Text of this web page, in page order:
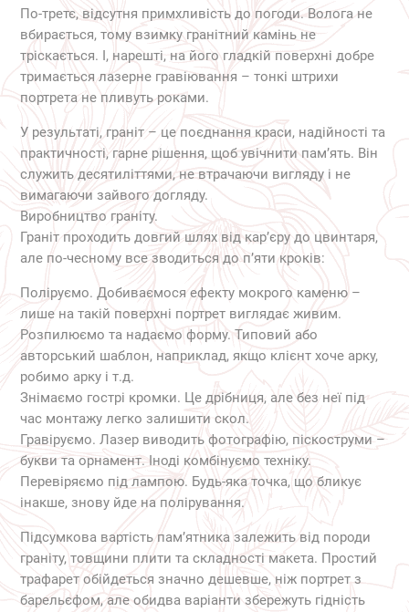
По-третє, відсутня примхливість до погоди. Волога не
вбирається, тому взимку гранітний камінь не
тріскається. І, нарешті, на його гладкій поверхні добре
тримається лазерне гравіювання – тонкі штрихи
портрета не пливуть роками.
У результаті, граніт – це поєднання краси, надійності та
практичності, гарне рішення, щоб увічнити пам’ять. Він
служить десятиліттями, не втрачаючи вигляду і не
вимагаючи зайвого догляду.
Виробництво граніту.
Граніт проходить довгий шлях від кар’єру до цвинтаря,
але по-чесному все зводиться до п’яти кроків:
Поліруємо. Добиваємося ефекту мокрого каменю –
лише на такій поверхні портрет виглядає живим.
Розпилюємо та надаємо форму. Типовий або
авторський шаблон, наприклад, якщо клієнт хоче арку,
робимо арку і т.д.
Знімаємо гострі кромки. Це дрібниця, але без неї під
час монтажу легко залишити скол.
Гравіруємо. Лазер виводить фотографію, піскоструми –
букви та орнамент. Іноді комбінуємо техніку.
Перевіряємо під лампою. Будь-яка точка, що бликує
інакше, знову йде на полірування.
Підсумкова вартість пам’ятника залежить від породи
граніту, товщини плити та складності макета. Простий
трафарет обійдеться значно дешевше, ніж портрет з
барельєфом, але обидва варіанти збережуть гідність